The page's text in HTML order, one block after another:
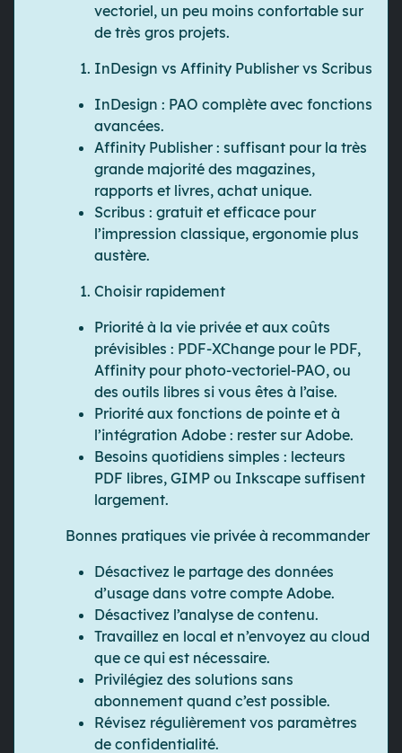
vectoriel, un peu moins confortable sur
de très gros projets.
InDesign vs Affinity Publisher vs Scribus
InDesign : PAO complète avec fonctions
avancées.
Affinity Publisher: suffisant pour la très
grande majorité des magazines,
rapports et livres, achat unique.
Scribus : gratuit et efficace pour
l’impression classique, ergonomie plus
austère.
Choisir rapidement
Priorité à la vie privée et aux coûts
prévisibles : PDF-XChange pour le PDF,
Affinity pour photo-vectoriel-PAO, ou
des outils libres si vous êtes à l’aise.
Priorité aux fonctions de pointe et à
l’intégration Adobe : rester sur Adobe.
Besoins quotidiens simples : lecteurs
PDF libres, GIMP ou Inkscape suffisent
largement.
Bonnes pratiques vie privée à recommander
Désactivez le partage des données
d’usage dans votre compte Adobe.
Désactivez l’analyse de contenu.
Travaillez en local et n’envoyez au cloud
que ce qui est nécessaire.
Privilégiez des solutions sans
abonnement quand c’est possible.
Révisez régulièrement vos paramètres
de confidentialité.